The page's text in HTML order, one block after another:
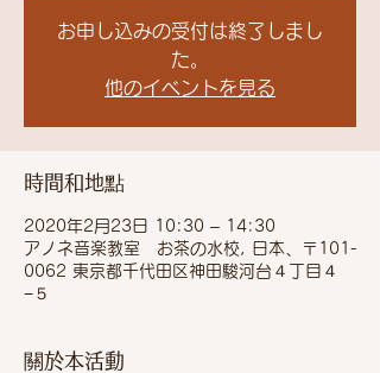
お申し込みの受付は終了しまし
た。
他のイベントを見る
時間和地點
2020年2月23日 10:30 – 14:30
アノネ音楽教室 お茶の水校, 日本、〒101-
0062 東京都千代田区神田駿河台４丁目４
−５
關於本活動